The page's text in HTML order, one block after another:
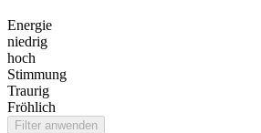
Energie
niedrig
hoch
Stimmung
Traurig
Fröhlich
Filter anwenden